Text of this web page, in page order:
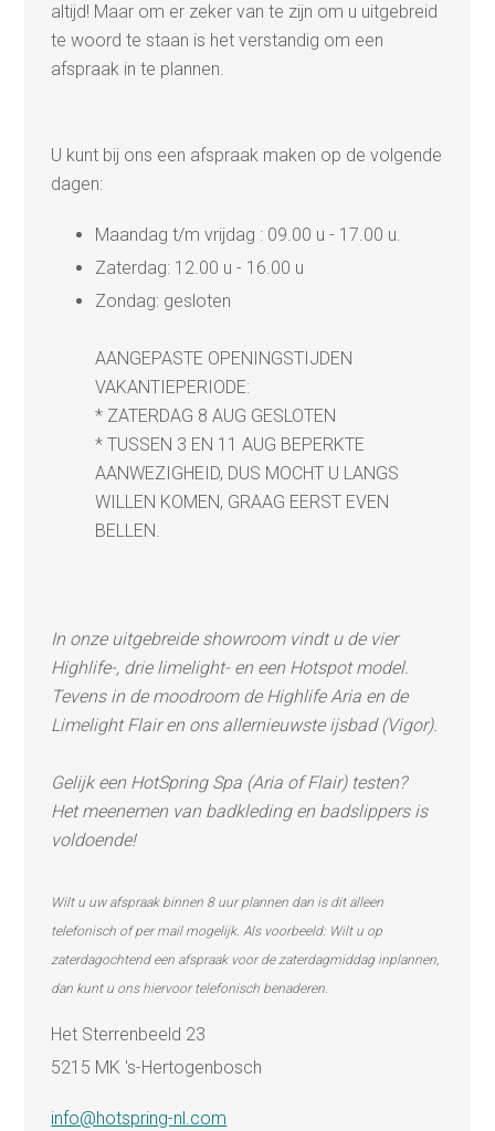
altijd! Maar om er zeker van te zijn om u uitgebreid
te woord te staan is het verstandig om een
afspraak in te plannen.
U kunt bij ons een afspraak maken op de volgende
dagen:
Maandag t/m vrijdag : 09.00 u - 17.00 u.
Zaterdag: 12.00 u - 16.00 u
Zondag: gesloten
AANGEPASTE OPENINGSTIJDEN
VAKANTIEPERIODE:
* ZATERDAG 8 AUG GESLOTEN
* TUSSEN 3 EN 11 AUG BEPERKTE
AANWEZIGHEID, DUS MOCHT U LANGS
WILLEN KOMEN, GRAAG EERST EVEN
BELLEN.
In onze uitgebreide showroom vindt u de vier
Highlife-, drie limelight- en een Hotspot model.
Tevens in de moodroom de Highlife Aria en de
Limelight Flair en ons allernieuwste ijsbad (Vigor).
Gelijk een HotSpring Spa (Aria of Flair) testen?
Het meenemen van badkleding en badslippers is
voldoende!
Wilt u uw afspraak binnen 8 uur plannen dan is dit alleen
telefonisch of per mail mogelijk. Als voorbeeld: Wilt u op
zaterdagochtend een afspraak voor de zaterdagmiddag inplannen,
dan kunt u ons hiervoor telefonisch benaderen.
Het Sterrenbeeld 23
5215 MK 's-Hertogenbosch
info@hotspring-nl.com